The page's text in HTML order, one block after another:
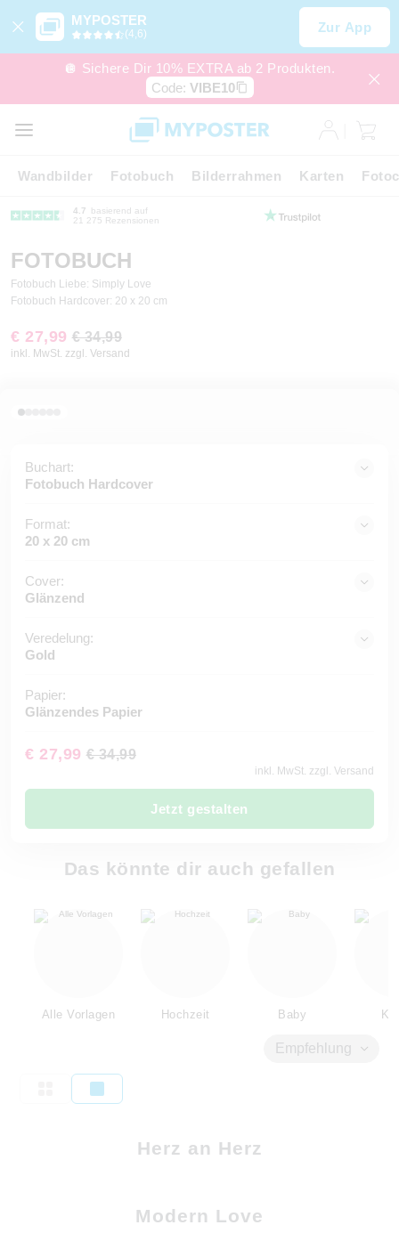
MYPOSTER
(4,6) Zur App
🪩 Sichere Dir 10% EXTRA ab 2 Produkten.
Code: VIBE10
Wandbilder Fotobuch Bilderrahmen Karten
4.7
basierend auf
21 275 Rezensionen
FOTOBUCH
Fotobuch Liebe: Simply Love
Fotobuch Hardcover: 20 x 20 cm
€ 27,99 € 34,99
inkl. MwSt. zzgl. Versand
Buchart:
Fotobuch Hardcover
Format:
20 x 20 cm
Cover:
Glänzend
Veredelung:
Gold
Papier:
Glänzendes Papier
€ 27,99 € 34,99
inkl. MwSt. zzgl. Versand
Jetzt gestalten
Das könnte dir auch gefallen
Alle Vorlagen Hochzeit Baby
Empfehlung
Herz an Herz
Modern Love